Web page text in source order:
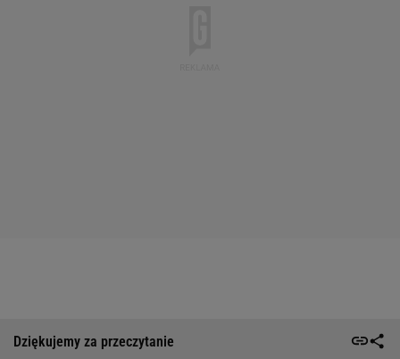
Dziękujemy za przeczytanie